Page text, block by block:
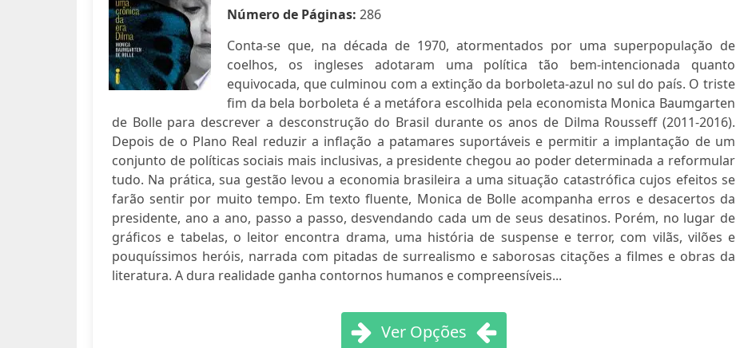
Número de Páginas: 286
Conta-se que, na década de 1970, atormentados por uma superpopulação de
coelhos, os ingleses adotaram uma política tão bem-intencionada quanto
equivocada, que culminou com a extinção da borboleta-azul no sul do país. O triste
fim da bela borboleta é a metáfora escolhida pela economista Monica Baumgarten
de Bolle para descrever a desconstrução do Brasil durante os anos de Dilma Rousseff (2011-2016).
Depois de o Plano Real reduzir a inflação a patamares suportáveis e permitir a implantação de um
conjunto de políticas sociais mais inclusivas, a presidente chegou ao poder determinada a reformular
tudo. Na prática, sua gestão levou a economia brasileira a uma situação catastrófica cujos efeitos se
farão sentir por muito tempo. Em texto fluente, Monica de Bolle acompanha erros e desacertos da
presidente, ano a ano, passo a passo, desvendando cada um de seus desatinos. Porém, no lugar de
gráficos e tabelas, o leitor encontra drama, uma história de suspense e terror, com vilãs, vilões e
pouquíssimos heróis, narrada com pitadas de surrealismo e saborosas citações a filmes e obras da
literatura. A dura realidade ganha contornos humanos e compreensíveis...
Ver Opções